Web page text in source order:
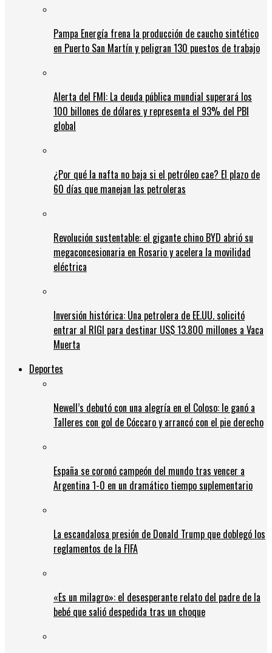
Pampa Energía frena la producción de caucho sintético
en Puerto San Martín y peligran 130 puestos de trabajo
Alerta del FMI: La deuda pública mundial superará los
100 billones de dólares y representa el 93% del PBI
global
¿Por qué la nafta no baja si el petróleo cae? El plazo de
60 días que manejan las petroleras
Revolución sustentable: el gigante chino BYD abrió su
megaconcesionaria en Rosario y acelera la movilidad
eléctrica
Inversión histórica: Una petrolera de EE.UU. solicitó
entrar al RIGI para destinar US$ 13.800 millones a Vaca
Muerta
Deportes
Newell’s debutó con una alegría en el Coloso: le ganó a
Talleres con gol de Cóccaro y arrancó con el pie derecho
España se coronó campeón del mundo tras vencer a
Argentina 1-0 en un dramático tiempo suplementario
La escandalosa presión de Donald Trump que doblegó los
reglamentos de la FIFA
«Es un milagro»: el desesperante relato del padre de la
bebé que salió despedida tras un choque